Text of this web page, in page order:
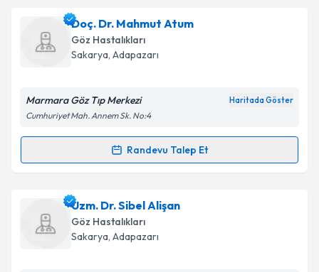
Prof. Dr. Hakkı Doğaniçin randevu takvimi talebi
oluşturun. Size bu uzmandan randevu almanız için bir
takvim hazırlandığında e-posta ile bilgilendireceğiz.
Kişisel verilerimin işlenmesine ilişkin
Metni'ni okudum ve kişisel verilerimin belirtilen
Takvim Talebini Gönder
Doç. Dr. Mahmut Atum
Göz Hastalıkları
Sakarya, Adapazarı
Marmara Göz Tıp Merkezi Haritada Göster
Cumhuriyet Mah. Annem Sk. No:4
Randevu Talep Et
Randevu Takvimi Talebi
Doç. Dr. Mahmut Atumiçin randevu takvimi talebi
oluşturun. Size bu uzmandan randevu almanız için bir
takvim hazırlandığında e-posta ile bilgilendireceğiz.
Uzm. Dr. Sibel Alişan
Göz Hastalıkları
Sakarya, Adapazarı